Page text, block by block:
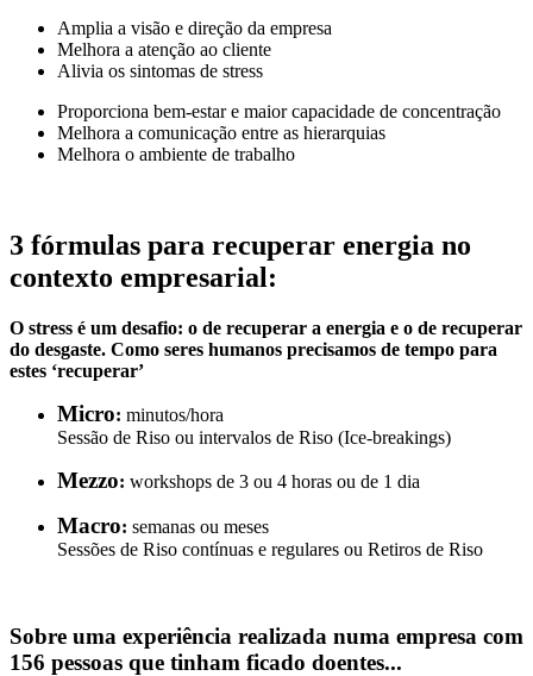
Amplia a visão e direção da empresa
Melhora a atenção ao cliente
Alivia os sintomas de stress
Proporciona bem-estar e maior capacidade de concentração
Melhora a comunicação entre as hierarquias
Melhora o ambiente de trabalho
3 fórmulas para recuperar energia no
contexto empresarial:
O stress é um desafio: o de recuperar a energia e o de recuperar
do desgaste. Como seres humanos precisamos de tempo para
estes ‘recuperar’
Micro: minutos/hora
Sessão de Riso ou intervalos de Riso (Ice-breakings)
Mezzo: workshops de 3 ou 4 horas ou de 1 dia
Macro: semanas ou meses
Sessões de Riso contínuas e regulares ou Retiros de Riso
Sobre uma experiência realizada numa empresa com
156 pessoas que tinham ficado doentes...